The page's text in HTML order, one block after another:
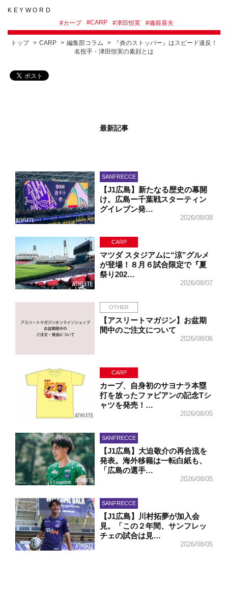
KEYWORD
#カープ #CARP #津田恒実 #備前喜夫
トップ CARP 編集部コラム
『炎のストッパー』はスピード違反！
名投手・津田恒実の素顔とは
最新記事
SANFRECCE
【J1広島】新たなる歴史の幕開
け。広島ー千葉戦スターティン
グイレブン発…
2026/08/08
CARP
マツダ スタジアムに“涼”グルメ
が登場！８月６試合限定で『夏
祭り202…
2026/08/07
OTHER
【アスリートマガジン】お盆期
間中のご注文について
2026/08/06
CARP
カープ、自身初のサヨナラ本塁
打を放ったファビアンの記念Tシ
ャツを発売！…
2026/08/05
SANFRECCE
【J1広島】大迫敬介の再合流を
発表。海外移籍は一転白紙も、
「広島の選手…
2026/08/05
SANFRECCE
【J1広島】川村拓夢が加入会
見。「この２年間、サンフレッ
チェの試合は見…
2026/08/05